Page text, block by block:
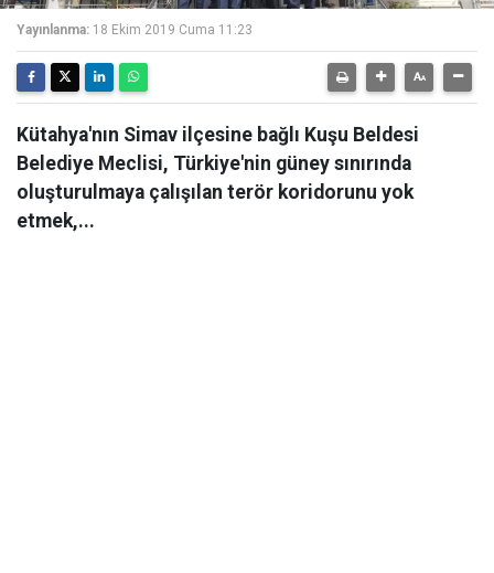
Yayınlanma: 18 Ekim 2019 Cuma 11:23
Kütahya'nın Simav ilçesine bağlı Kuşu Beldesi
Belediye Meclisi, Türkiye'nin güney sınırında
oluşturulmaya çalışılan terör koridorunu yok
etmek,...